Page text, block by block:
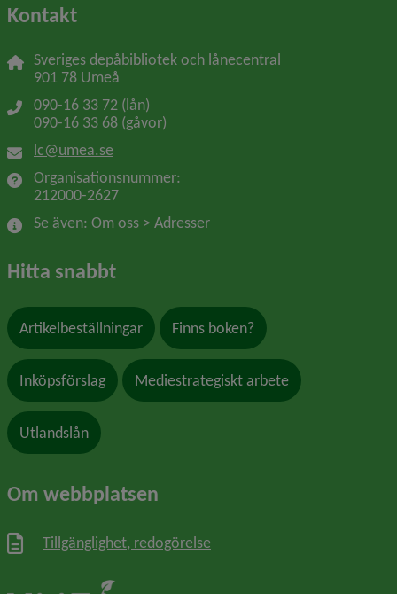
Kontakt
Sveriges depåbibliotek och lånecentral
901 78 Umeå
090-16 33 72 (lån)
090-16 33 68 (gåvor)
lc@umea.se
Organisationsnummer:
212000-2627
Se även: Om oss > Adresser
Hitta snabbt
Artikelbeställningar Finns boken?
Inköpsförslag Mediestrategiskt arbete
Utlandslån
Om webbplatsen
Tillgänglighet, redogörelse